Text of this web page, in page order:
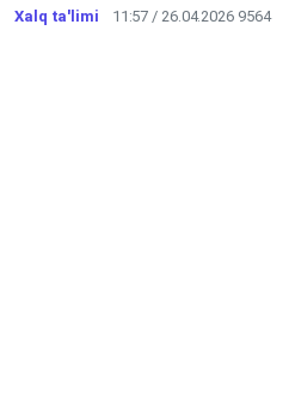
Xalq ta'limi 11:57 / 26.04.2026 9564